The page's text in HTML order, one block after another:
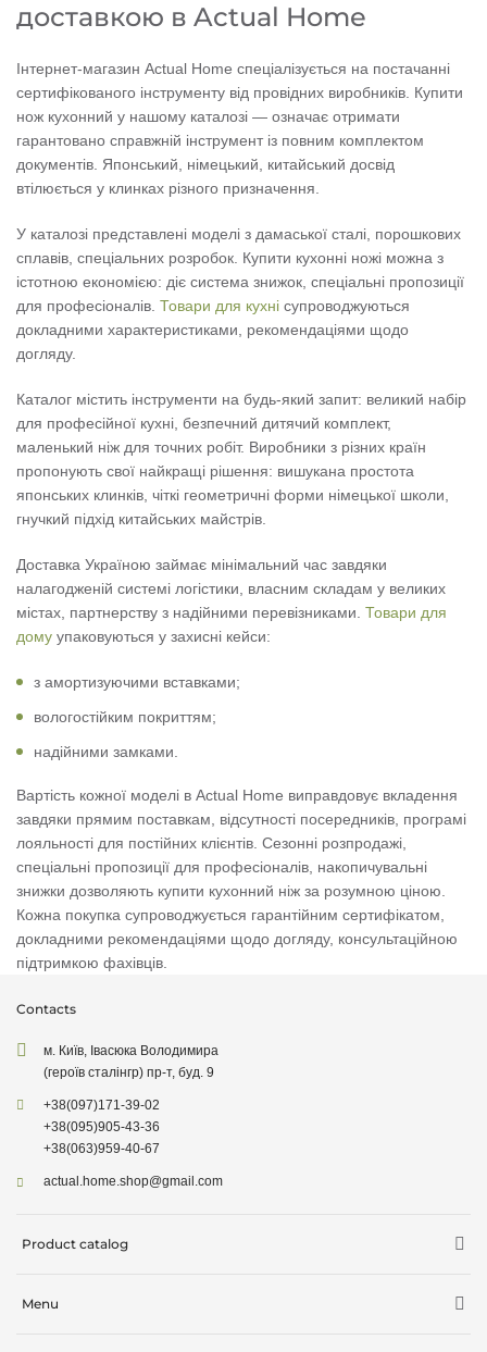
доставкою в Actual Home
Інтернет-магазин Actual Home спеціалізується на постачанні
сертифікованого інструменту від провідних виробників. Купити
нож кухонний у нашому каталозі — означає отримати
гарантовано справжній інструмент із повним комплектом
документів. Японський, німецький, китайський досвід
втілюється у клинках різного призначення.
У каталозі представлені моделі з дамаської сталі, порошкових
сплавів, спеціальних розробок. Купити кухонні ножі можна з
істотною економією: діє система знижок, спеціальні пропозиції
для професіоналів. Товари для кухні супроводжуються
докладними характеристиками, рекомендаціями щодо
догляду.
Каталог містить інструменти на будь-який запит: великий набір
для професійної кухні, безпечний дитячий комплект,
маленький ніж для точних робіт. Виробники з різних країн
пропонують свої найкращі рішення: вишукана простота
японських клинків, чіткі геометричні форми німецької школи,
гнучкий підхід китайських майстрів.
Доставка Україною займає мінімальний час завдяки
налагодженій системі логістики, власним складам у великих
містах, партнерству з надійними перевізниками. Товари для
дому упаковуються у захисні кейси:
з амортизуючими вставками;
вологостійким покриттям;
надійними замками.
Вартість кожної моделі в Actual Home виправдовує вкладення
завдяки прямим поставкам, відсутності посередників, програмі
лояльності для постійних клієнтів. Сезонні розпродажі,
спеціальні пропозиції для професіоналів, накопичувальні
знижки дозволяють купити кухонний ніж за розумною ціною.
Кожна покупка супроводжується гарантійним сертифікатом,
докладними рекомендаціями щодо догляду, консультаційною
підтримкою фахівців.
Contacts
м. Київ, Івасюка Володимира
(героїв сталінгр) пр-т, буд. 9
+38(097)171-39-02
+38(095)905-43-36
+38(063)959-40-67
actual.home.shop@gmail.com
Product catalog
Menu